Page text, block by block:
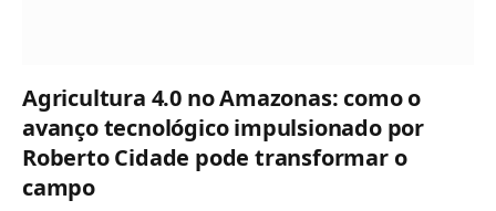
Agricultura 4.0 no Amazonas: como o
avanço tecnológico impulsionado por
Roberto Cidade pode transformar o
campo